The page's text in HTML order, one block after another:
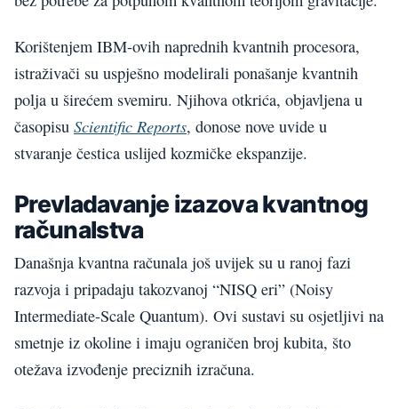
Korištenjem IBM-ovih naprednih kvantnih procesora,
istraživači su uspješno modelirali ponašanje kvantnih
polja u širećem svemiru. Njihova otkrića, objavljena u
časopisu Scientific Reports, donose nove uvide u
stvaranje čestica uslijed kozmičke ekspanzije.
Prevladavanje izazova kvantnog
računalstva
Današnja kvantna računala još uvijek su u ranoj fazi
razvoja i pripadaju takozvanoj “NISQ eri” (Noisy
Intermediate-Scale Quantum). Ovi sustavi su osjetljivi na
smetnje iz okoline i imaju ograničen broj kubita, što
otežava izvođenje preciznih izračuna.